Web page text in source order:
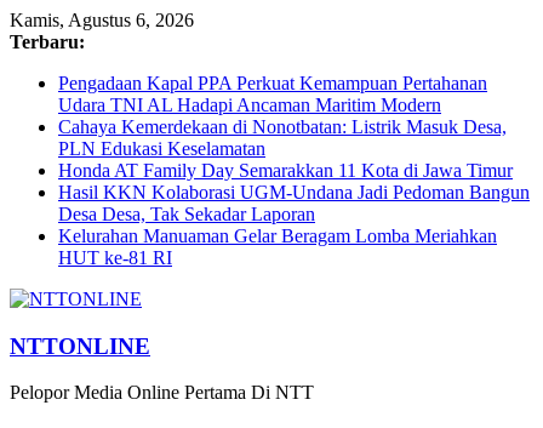
Kamis, Agustus 6, 2026
Terbaru:
Pengadaan Kapal PPA Perkuat Kemampuan Pertahanan
Udara TNI AL Hadapi Ancaman Maritim Modern
Cahaya Kemerdekaan di Nonotbatan: Listrik Masuk Desa,
PLN Edukasi Keselamatan
Honda AT Family Day Semarakkan 11 Kota di Jawa Timur
Hasil KKN Kolaborasi UGM-Undana Jadi Pedoman Bangun
Desa Desa, Tak Sekadar Laporan
Kelurahan Manuaman Gelar Beragam Lomba Meriahkan
HUT ke-81 RI
NTTONLINE
Pelopor Media Online Pertama Di NTT